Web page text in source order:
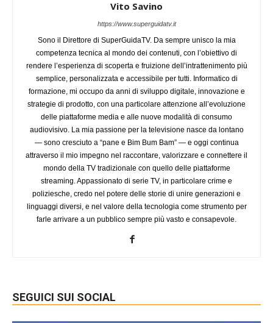
Vito Savino
https://www.superguidatv.it
Sono il Direttore di SuperGuidaTV. Da sempre unisco la mia
competenza tecnica al mondo dei contenuti, con l’obiettivo di
rendere l’esperienza di scoperta e fruizione dell’intrattenimento più
semplice, personalizzata e accessibile per tutti. Informatico di
formazione, mi occupo da anni di sviluppo digitale, innovazione e
strategie di prodotto, con una particolare attenzione all’evoluzione
delle piattaforme media e alle nuove modalità di consumo
audiovisivo. La mia passione per la televisione nasce da lontano
— sono cresciuto a “pane e Bim Bum Bam” — e oggi continua
attraverso il mio impegno nel raccontare, valorizzare e connettere il
mondo della TV tradizionale con quello delle piattaforme
streaming. Appassionato di serie TV, in particolare crime e
poliziesche, credo nel potere delle storie di unire generazioni e
linguaggi diversi, e nel valore della tecnologia come strumento per
farle arrivare a un pubblico sempre più vasto e consapevole.
SEGUICI SUI SOCIAL